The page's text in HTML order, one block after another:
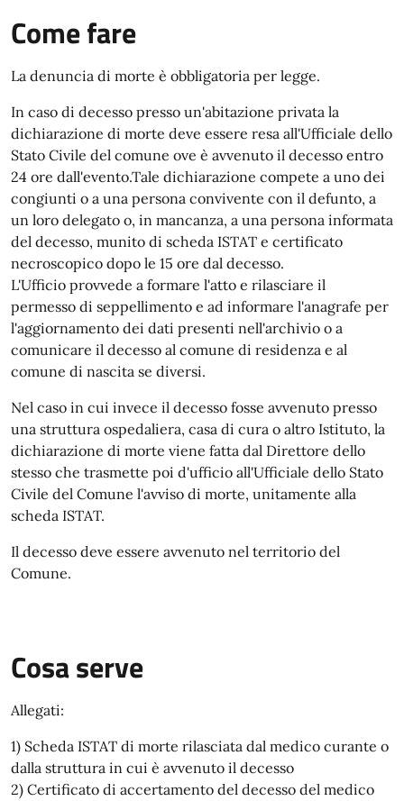
Come fare
La denuncia di morte è obbligatoria per legge.
In caso di decesso presso un'abitazione privata la
dichiarazione di morte deve essere resa all'Ufficiale dello
Stato Civile del comune ove è avvenuto il decesso entro
24 ore dall'evento.Tale dichiarazione compete a uno dei
congiunti o a una persona convivente con il defunto, a
un loro delegato o, in mancanza, a una persona informata
del decesso, munito di scheda ISTAT e certificato
necroscopico dopo le 15 ore dal decesso.
L'Ufficio provvede a formare l'atto e rilasciare il
permesso di seppellimento e ad informare l'anagrafe per
l'aggiornamento dei dati presenti nell'archivio o a
comunicare il decesso al comune di residenza e al
comune di nascita se diversi.
Nel caso in cui invece il decesso fosse avvenuto presso
una struttura ospedaliera, casa di cura o altro Istituto, la
dichiarazione di morte viene fatta dal Direttore dello
stesso che trasmette poi d'ufficio all'Ufficiale dello Stato
Civile del Comune l'avviso di morte, unitamente alla
scheda ISTAT.
Il decesso deve essere avvenuto nel territorio del
Comune.
Cosa serve
Allegati:
1) Scheda ISTAT di morte rilasciata dal medico curante o
dalla struttura in cui è avvenuto il decesso
2) Certificato di accertamento del decesso del medico